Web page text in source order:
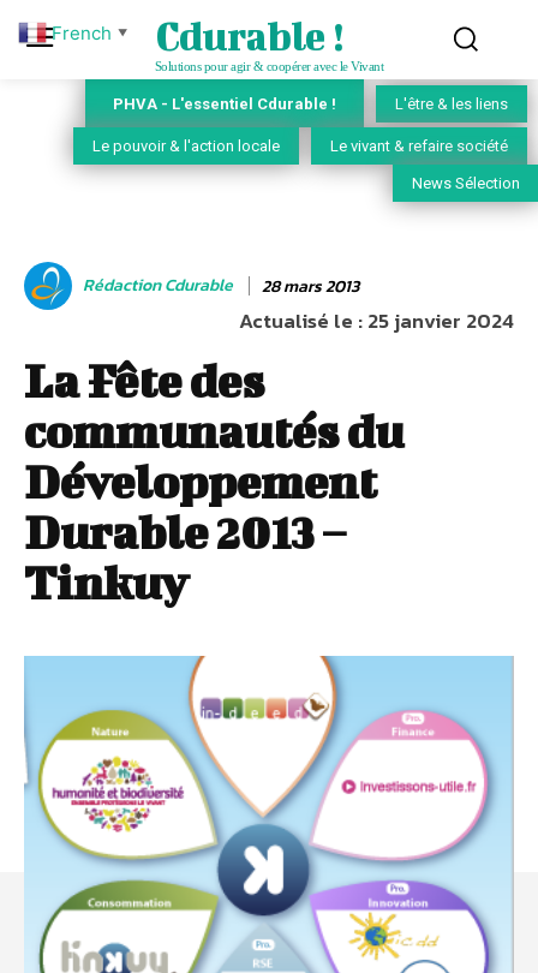
Cdurable !
Solutions pour agir & coopérer avec le Vivant
PHVA - L'essentiel Cdurable ! L'être & les liens
Le pouvoir & l'action locale Le vivant & refaire société
News Sélection
Rédaction Cdurable 28 mars 2013
Actualisé le :25 janvier 2024
La Fête des
communautés du
Développement
Durable 2013 –
Tinkuy
French ▼